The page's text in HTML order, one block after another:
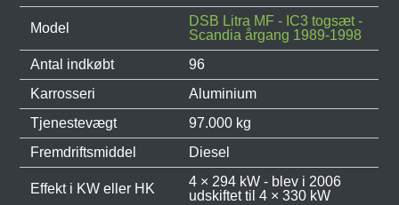
Model
DSB Litra MF - IC3 togsæt -
Scandia årgang 1989-1998
Antal indkøbt
96
Karrosseri
Aluminium
Tjenestevægt
97.000 kg
Fremdriftsmiddel
Diesel
Effekt i KW eller HK
4 × 294 kW - blev i 2006
udskiftet til 4 × 330 kW